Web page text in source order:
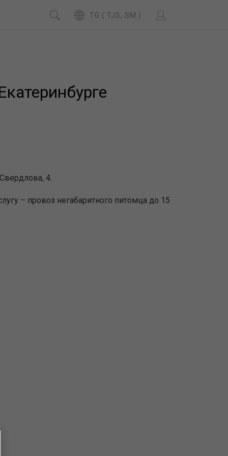
TG ( TJS, SM )
4.
– провоз негабаритного питомца до 15